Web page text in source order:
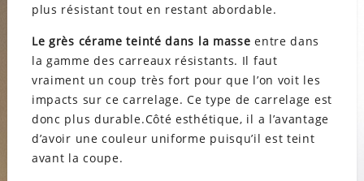
plus résistant tout en restant abordable.
Le grès cérame teinté dans la masseentre dans
la gamme des carreaux résistants. Il faut
vraiment un coup très fort pour que l’on voit les
impacts sur ce carrelage. Ce type de carrelage est
donc plus durable.Côté esthétique, il a l’avantage
d’avoir une couleur uniforme puisqu’il est teint
avant la coupe.